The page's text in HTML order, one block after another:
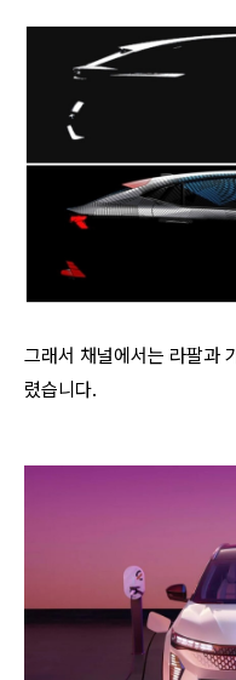
그래서 채널에서는 라팔과
렸습니다.